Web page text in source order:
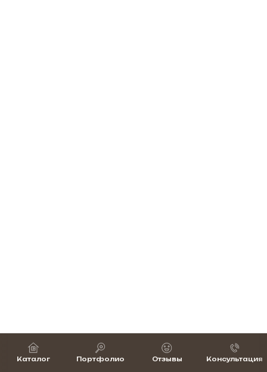
Каталог Портфолио Отзывы Консультация